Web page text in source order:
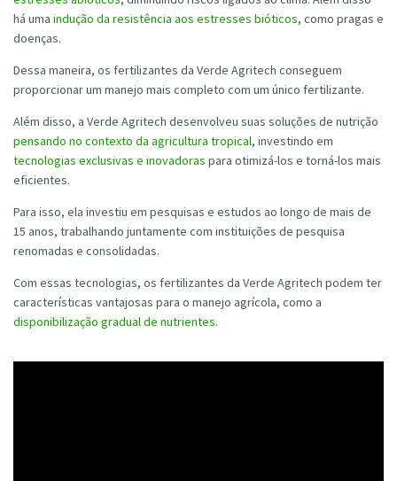
há uma indução da resistência aos estresses bióticos, como pragas e
doenças.
Dessa maneira, os fertilizantes da Verde Agritech conseguem
proporcionar um manejo mais completo com um único fertilizante.
Além disso, a Verde Agritech desenvolveu suas soluções de nutrição
pensando no contexto da agricultura tropical, investindo em
tecnologias exclusivas e inovadoras para otimizá-los e torná-los mais
eficientes.
Para isso, ela investiu em pesquisas e estudos ao longo de mais de
15 anos, trabalhando juntamente com instituições de pesquisa
renomadas e consolidadas.
Com essas tecnologias, os fertilizantes da Verde Agritech podem ter
características vantajosas para o manejo agrícola, como a
disponibilização gradual de nutrientes.